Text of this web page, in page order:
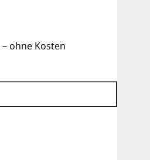
ohne Kosten